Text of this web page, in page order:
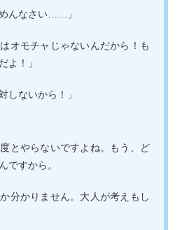
んなさい……」
オモチャじゃないんだから！も
よ！」
しないから！」
とやらないですよね。もう、ど
ですから。
分かりません。大人が考えもし